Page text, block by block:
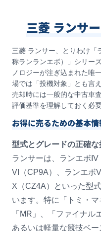
三菱 ランサ
三菱 ランサー、とりわけ「
称ランランエボ）」シリー
ノロジーが注ぎ込まれた唯
場では「投機対象」とも言
売却時には一般的な中古車
評価基準を理解しておく必
お得に売るための基本
型式とグレードの正確な
ランサーは、ランエボ
VI（CP9A）、ランエボ
X（CZ4A）といった型
います。特に「トミ・
「MR」、「ファイナル
あるいは軽量な競技ベ